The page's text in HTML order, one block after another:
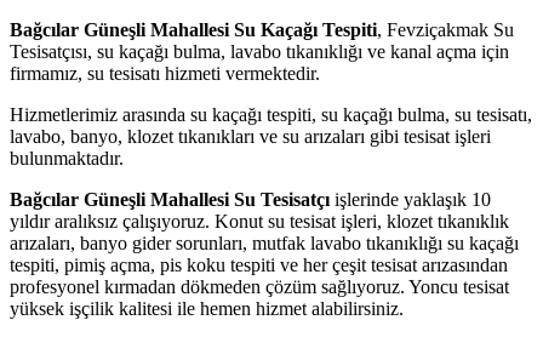
Bağcılar Güneşli Mahallesi Su Kaçağı Tespiti, Fevziçakmak Su
Tesisatçısı, su kaçağı bulma, lavabo tıkanıklığı ve kanal açma için
firmamız, su tesisatı hizmeti vermektedir.
Hizmetlerimiz arasında su kaçağı tespiti, su kaçağı bulma, su tesisatı,
lavabo, banyo, klozet tıkanıkları ve su arızaları gibi tesisat işleri
bulunmaktadır.
Bağcılar Güneşli Mahallesi Su Tesisatçı işlerinde yaklaşık 10
yıldır aralıksız çalışıyoruz. Konut su tesisat işleri, klozet tıkanıklık
arızaları, banyo gider sorunları, mutfak lavabo tıkanıklığı su kaçağı
tespiti, pimiş açma, pis koku tespiti ve her çeşit tesisat arızasından
profesyonel kırmadan dökmeden çözüm sağlıyoruz. Yoncu tesisat
yüksek işçilik kalitesi ile hemen hizmet alabilirsiniz.